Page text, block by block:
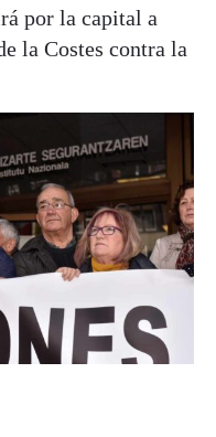
por la capital a
la Costes contra la